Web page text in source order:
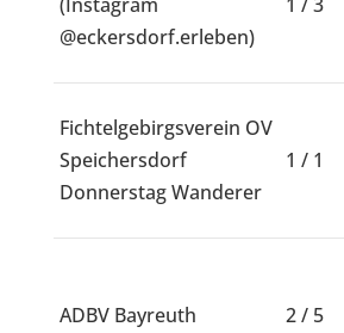
@eckersdorf.erleben)
Fichtelgebirgsverein OV
Speichersdorf
Donnerstag Wanderer
1 / 1
ADBV Bayreuth 2 / 5